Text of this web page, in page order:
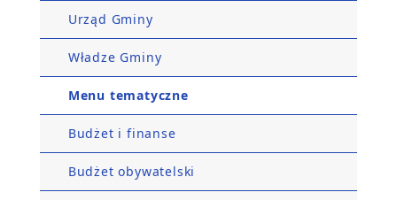
Urząd Gminy
Władze Gminy
Menu tematyczne
Budżet i finanse
Budżet obywatelski